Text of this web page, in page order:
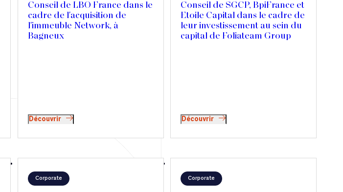
Conseil de LBO France dans le
cadre de l'acquisition de
l'immeuble Network, à
Bagneux
Découvrir
Conseil de SGCP, BpiFrance et
Etoile Capital dans le cadre de
leur investissement au sein du
capital de Foliateam Group
Découvrir
Corporate Corporate